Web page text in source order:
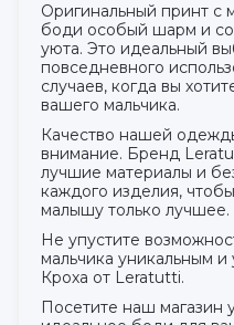
Оригинальный принт
боди особый шарм и
уюта. Это идеальный
повседневного
случаев, когда вы
вашего мальчика.
Качество нашей
внимание. Бренд
лучшие материалы и
каждого изделия,
малышу только лучшее.
Не упустите
мальчика уникальным
Кроха от Leratutti.
Посетите наш магазин